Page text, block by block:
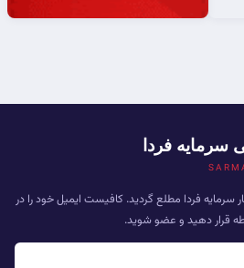
سرمایه فردا
سرمایه فردا مطلع گردید. کافیست ایمیل خود را در
قرار دهید و عضو شوید.